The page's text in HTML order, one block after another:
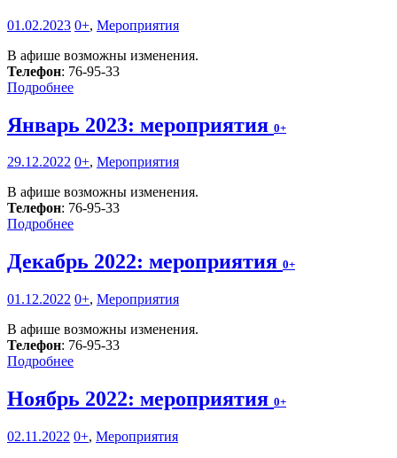
01.02.2023 0+, Мероприятия
В афише возможны изменения.
Телефон: 76-95-33
Подробнее
Январь 2023: мероприятия 0+
29.12.2022 0+, Мероприятия
В афише возможны изменения.
Телефон: 76-95-33
Подробнее
Декабрь 2022: мероприятия 0+
01.12.2022 0+, Мероприятия
В афише возможны изменения.
Телефон: 76-95-33
Подробнее
Ноябрь 2022: мероприятия 0+
02.11.2022 0+, Мероприятия